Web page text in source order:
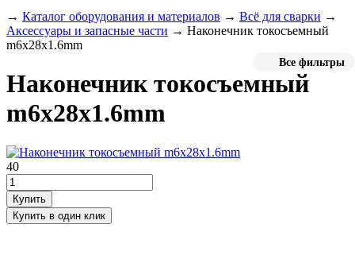
→ Каталог оборудования и материалов → Всё для сварки →
Аксессуары и запасные части → Наконечник токосъемный
m6х28х1.6mm
Все фильтры
Наконечник токосъемный
m6х28х1.6mm
40